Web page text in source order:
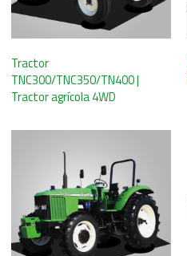
Tractor
TNC300/TNC350/TN400 |
Tractor agrícola 4WD